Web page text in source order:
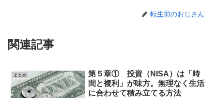
転生前のおじさん
関連記事
まとめ
第５章① 投資（NISA）は「時
間と複利」が味方。無理なく生活
に合わせて積み立てる方法